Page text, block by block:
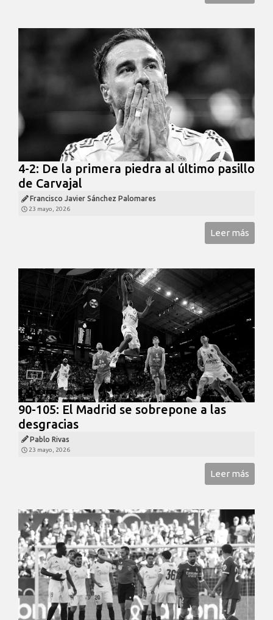
4-2: De la primera piedra al último pasillo
de Carvajal
Francisco Javier Sánchez Palomares
23 mayo, 2026
Leer más
90-105: El Madrid se sobrepone a las
desgracias
Pablo Rivas
23 mayo, 2026
Leer más